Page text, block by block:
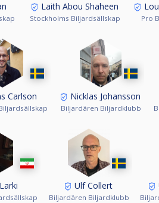
Laith Abou Shaheen
Stockholms Biljardsällskap Pro
Carlson Nicklas Johansson
Biljardären Biljardklubb
Ulf Collert
Biljardären Biljardklubb